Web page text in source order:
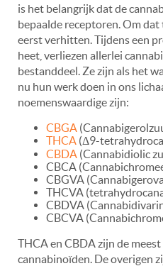
is het belangrijk dat de
bepaalde receptoren. Om
eerst verhitten. Tijdens een
heet, verliezen allerlei
bestanddeel. Ze zijn als het
nu hun werk doen in ons
noemenswaardige zijn:
CBGA
THCA (Δ9-
CBDA (Cannabidiolic
CBCA
CBGVA
THCVA
CBDVA
CBCVA
THCA en CBDA zijn de
cannabinoïden. De overigen